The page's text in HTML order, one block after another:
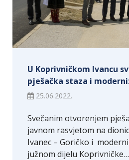
U Koprivničkom Ivancu
pješačka staza i
25.06.2022.
Svečanim otvorenjem
javnom rasvjetom na
Ivanec – Goričko i
južnom dijelu Koprivničke…